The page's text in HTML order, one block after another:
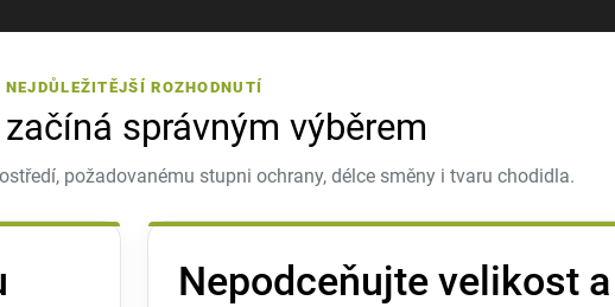
NEJDŮLEŽITĚJŠÍ ROZHODNUTÍ
správným výběrem
požadovanému stupni ochrany, délce směny i tvaru chodidla.
Nepodceňujte velikost